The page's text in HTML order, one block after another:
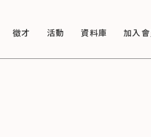
徵才 活動 資料庫 加入